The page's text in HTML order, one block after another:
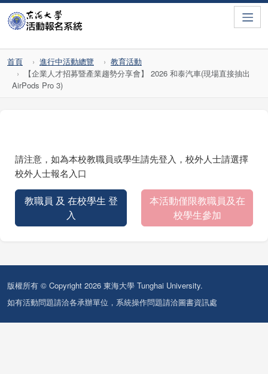
首頁 進行中活動總覽
教育活動
【企業人才招募暨產業趨勢分享會】 2026 和泰汽車(現場直接抽出
AirPods Pro 3)
請注意，如為本校教職員或學生請先登入，校外人士請選擇
校外人士報名入口
教職員 及 在校學生 登
入
本活動僅限教職員及在
校學生參加
版權所有 © Copyright 2026 東海大學 Tunghai University.
如有活動問題請洽各承辦單位，系統操作問題請洽圖書資訊處